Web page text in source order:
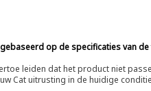
op de specificaties van
leiden dat het product niet
Cat uitrusting in de huidige